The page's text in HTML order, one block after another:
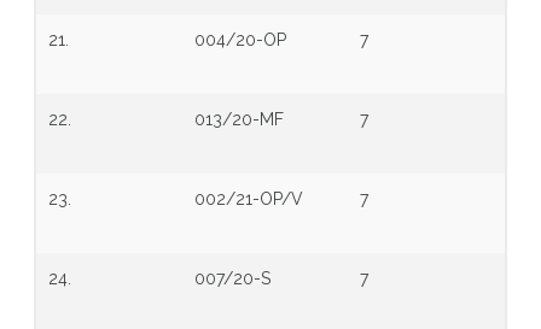
21. 004/20-OP 7
22. 013/20-MF 7
23. 002/21-OP/V 7
24. 007/20-S 7